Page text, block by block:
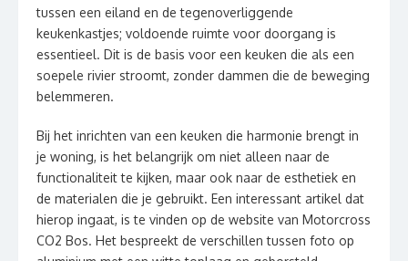
tussen een eiland en de tegenoverliggende
keukenkastjes; voldoende ruimte voor doorgang is
essentieel. Dit is de basis voor een keuken die als een
soepele rivier stroomt, zonder dammen die de beweging
belemmeren.
Bij het inrichten van een keuken die harmonie brengt in
je woning, is het belangrijk om niet alleen naar de
functionaliteit te kijken, maar ook naar de esthetiek en
de materialen die je gebruikt. Een interessant artikel dat
hierop ingaat, is te vinden op de website van Motorcross
CO2 Bos. Het bespreekt de verschillen tussen foto op